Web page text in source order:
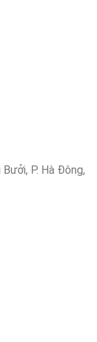
P. Hà Đông,